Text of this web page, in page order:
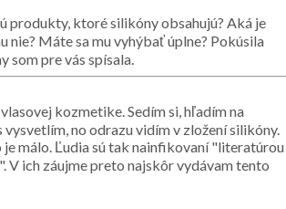
produkty, ktoré silikóny obsahujú? Aká je
nie? Máte sa mu vyhýbať úplne? Pokúsila
som pre vás spísala.
kozmetike. Sedím si, hľadím na
no odrazu vidím v zložení silikóny.
málo. Ľudia sú tak nainfikovaní "literatúrou
V ich záujme preto najskôr vydávam tento